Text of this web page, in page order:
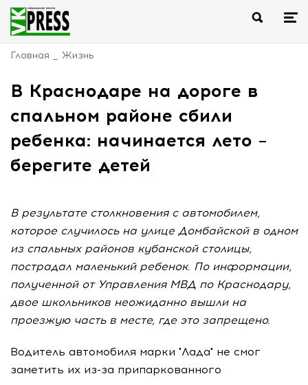
Главная Жизнь
В Краснодаре на дороге в
спальном районе сбили
ребенка: начинается лето –
берегите детей
В результате столкновения с автомобилем,
которое случилось на улице Домбайской в одном
из спальных районов кубанской столицы,
пострадал маленький ребенок. По информации,
полученной от Управления МВД по Краснодару,
двое школьников неожиданно вышли на
проезжую часть в месте, где это запрещено.
Водитель автомобиля марки "Лада" не смог
заметить их из-за припаркованного